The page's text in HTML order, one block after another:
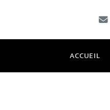
ACCUEIL